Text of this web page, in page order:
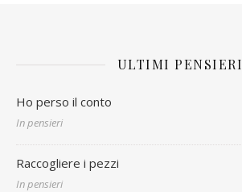
ULTIMI PENSIERI
Ho perso il conto
In pensieri
Raccogliere i pezzi
In pensieri